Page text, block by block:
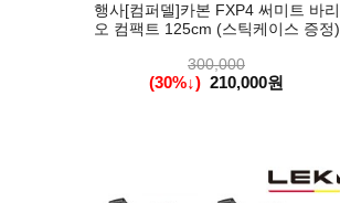
행사[컴퍼델]카본 FXP4 써미트 바리
오 컴팩트 125cm (스틱케이스 증정)
300,000
(30%↓) 210,000원